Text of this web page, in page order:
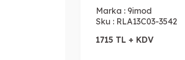
Marka : 9imod
Sku : RLA13C03-3542
1715 TL + KDV